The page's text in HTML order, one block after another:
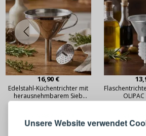
Unsere Website verwendet
16,90 €
Edelstahl-Küchentrichter mit
herausnehmbarem Sieb
OLIPAC SIEVE
ANMELDEN
Melden Sie sich bei